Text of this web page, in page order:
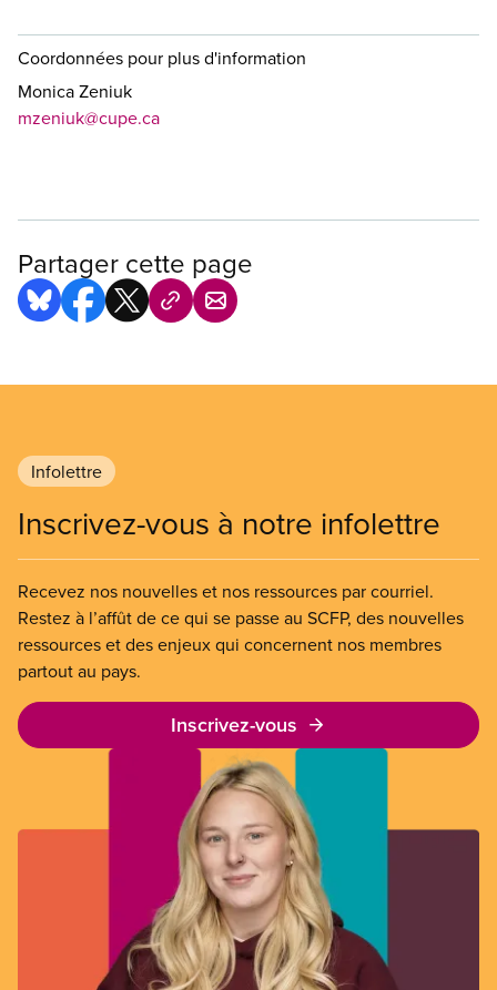
Coordonnées pour plus d'information
Monica Zeniuk
mzeniuk@cupe.ca
Partager cette page
Infolettre
Inscrivez-vous à notre infolettre
Recevez nos nouvelles et nos ressources par courriel.
Restez à l’affût de ce qui se passe au SCFP, des nouvelles
ressources et des enjeux qui concernent nos membres
partout au pays.
Inscrivez-vous